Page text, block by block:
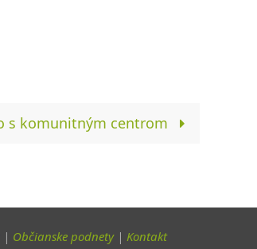
s komunitným centrom
| Občianske podnety| Kontakt